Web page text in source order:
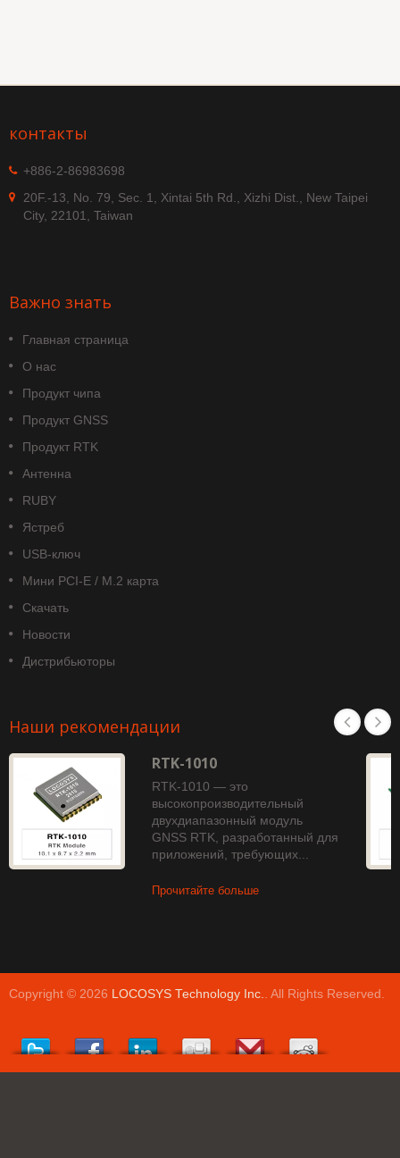
контакты
+886-2-86983698
20F.-13, No. 79, Sec. 1, Xintai 5th Rd., Xizhi Dist., New Taipei
City, 22101, Taiwan
Важно знать
Главная страница
О нас
Продукт чипа
Продукт GNSS
Продукт RTK
Антенна
RUBY
Ястреб
USB-ключ
Мини PCI-E / M.2 карта
Скачать
Новости
Дистрибьюторы
Наши рекомендации
RTK-1010
RTK-1010 — это
высокопроизводительный
двухдиапазонный модуль
GNSS RTK, разработанный для
приложений, требующих...
Прочитайте больше
Copyright © 2026 LOCOSYS Technology Inc.. All Rights Reserved.